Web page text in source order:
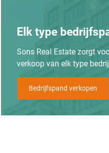
Elk type
Sons Real Estate zorgt
verkoop van elk type
Bedrijfspand verkopen